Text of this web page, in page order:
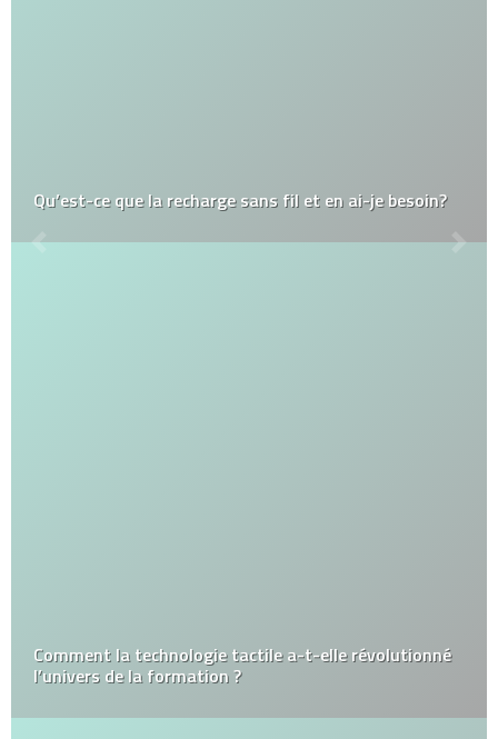
Qu’est-ce que la recharge sans fil et en ai-je besoin?
Comment la technologie tactile a-t-elle révolutionné
l’univers de la formation ?